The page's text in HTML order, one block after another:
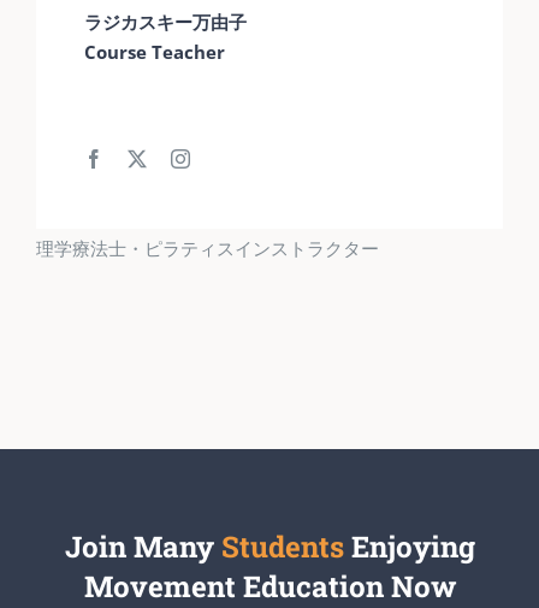
ラジカスキー万由子
Course Teacher
理学療法士・ピラティスインストラクター
Join ManyStudentsEnjoying
Movement Education Now